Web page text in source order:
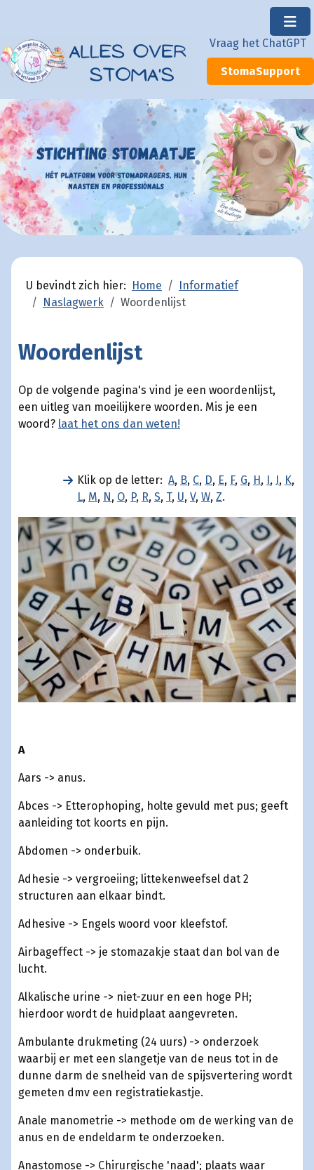
Vraag het ChatGPT
StomaSupport
U bevindt zich hier: Home
Informatief
Naslagwerk
Woordenlijst
Woordenlijst
Op de volgende pagina's vind je een woordenlijst,
een uitleg van moeilijkere woorden. Mis je een
woord? laat het ons dan weten!
Klik op de letter: A, B, C, D, E, F, G, H, I, J, K,
L, M, N, O, P, R, S, T, U, V, W, Z.
A
Aars -> anus.
Abces -> Etterophoping, holte gevuld met pus; geeft
aanleiding tot koorts en pijn.
Abdomen -> onderbuik.
Adhesie -> vergroeiing; littekenweefsel dat 2
structuren aan elkaar bindt.
Adhesive -> Engels woord voor kleefstof.
Airbageffect -> je stomazakje staat dan bol van de
lucht.
Alkalische urine -> niet-zuur en een hoge PH;
hierdoor wordt de huidplaat aangevreten.
Ambulante drukmeting (24 uurs) -> onderzoek
waarbij er met een slangetje van de neus tot in de
dunne darm de snelheid van de spijsvertering wordt
gemeten dmv een registratiekastje.
Anale manometrie -> methode om de werking van de
anus en de endeldarm te onderzoeken.
Anastomose -> Chirurgische 'naad'; plaats waar
×